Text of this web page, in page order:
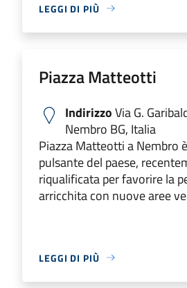
LEGGI DI PIÙ
Piazza Matteotti
IndirizzoVia G.
Nembro BG, Italia
​Piazza Matteotti a Nembro
pulsante del paese,
riqualificata per favorire la
arricchita con nuove aree
LEGGI DI PIÙ